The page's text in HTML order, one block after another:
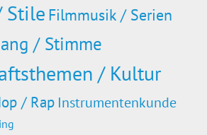
Stile Filmmusik / Serien
/ Stimme
/ Kultur
/ Rap Instrumentenkunde